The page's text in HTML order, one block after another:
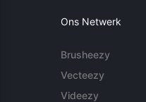
Ons Netwerk
Brusheezy
Vecteezy
Videezy